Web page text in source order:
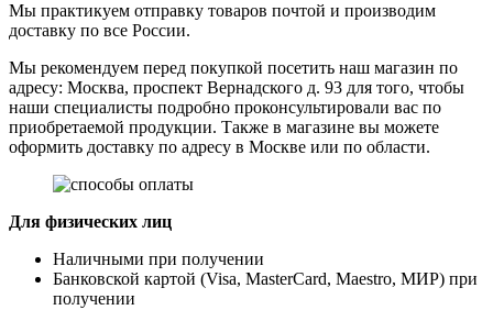
Мы практикуем отправку товаров почтой и производим
доставку по все России.
Мы рекомендуем перед покупкой посетить наш магазин по
адресу: Москва, проспект Вернадского д. 93 для того, чтобы
наши специалисты подробно проконсультировали вас по
приобретаемой продукции. Также в магазине вы можете
оформить доставку по адресу в Москве или по области.
Для физических лиц
Наличными при получении
Банковской картой (Visa, MasterCard, Maestro, МИР) при
получении